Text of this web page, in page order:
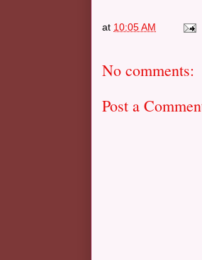
at 10:05 AM
No comments:
Post a